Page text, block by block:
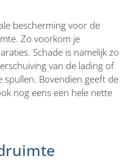
bescherming voor de
Zo voorkom je
Schade is namelijk zo
van de lading of
Bovendien geeft de
nog eens een hele nette